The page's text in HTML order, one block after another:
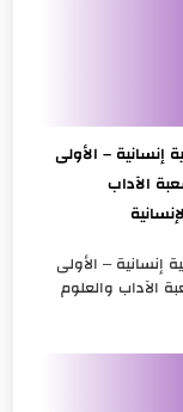
إنسانية – الأولى
الآداب
اللغة خاصية إنسانية – الأولى
الآداب والعلوم
التأطير ...